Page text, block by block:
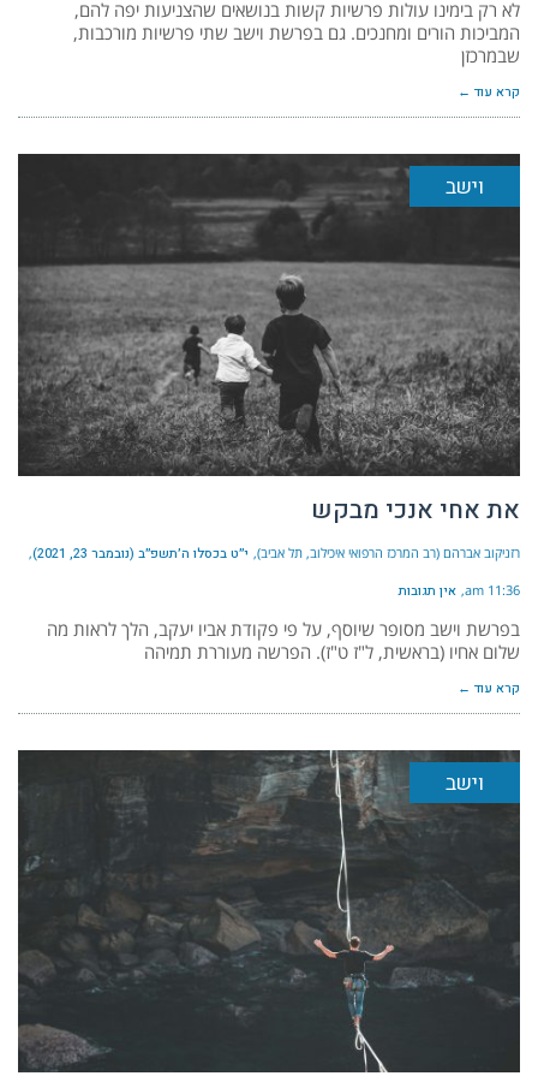
לא רק בימינו עולות פרשיות קשות בנושאים שהצניעות יפה להם,
המביכות הורים ומחנכים. גם בפרשת וישב שתי פרשיות מורכבות,
שבמרכזן
קרא עוד ←
וישב
את אחי אנכי מבקש
רזניקוב אברהם (רב המרכז הרפואי איכילוב, תל אביב) י״ט בכסלו ה׳תשפ״ב (נובמבר 23, 2021)
11:36 am אין תגובות
בפרשת וישב מסופר שיוסף, על פי פקודת אביו יעקב, הלך לראות מה
שלום אחיו (בראשית, ל"ז ט"ז). הפרשה מעוררת תמיהה
קרא עוד ←
וישב